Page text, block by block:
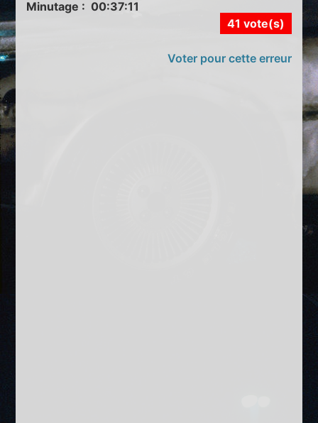
Minutage : 00:37:11
41 vote(s)
Voter pour cette erreur